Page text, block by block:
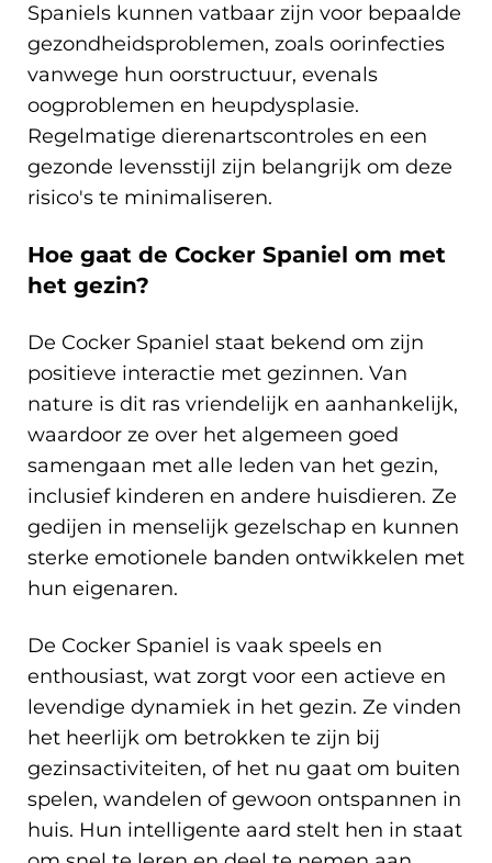
Spaniels kunnen vatbaar zijn voor bepaalde
gezondheidsproblemen, zoals oorinfecties
vanwege hun oorstructuur, evenals
oogproblemen en heupdysplasie.
Regelmatige dierenartscontroles en een
gezonde levensstijl zijn belangrijk om deze
risico's te minimaliseren.
Hoe gaat de Cocker Spaniel om met
het gezin?
De Cocker Spaniel staat bekend om zijn
positieve interactie met gezinnen. Van
nature is dit ras vriendelijk en aanhankelijk,
waardoor ze over het algemeen goed
samengaan met alle leden van het gezin,
inclusief kinderen en andere huisdieren. Ze
gedijen in menselijk gezelschap en kunnen
sterke emotionele banden ontwikkelen met
hun eigenaren.
De Cocker Spaniel is vaak speels en
enthousiast, wat zorgt voor een actieve en
levendige dynamiek in het gezin. Ze vinden
het heerlijk om betrokken te zijn bij
gezinsactiviteiten, of het nu gaat om buiten
spelen, wandelen of gewoon ontspannen in
huis. Hun intelligente aard stelt hen in staat